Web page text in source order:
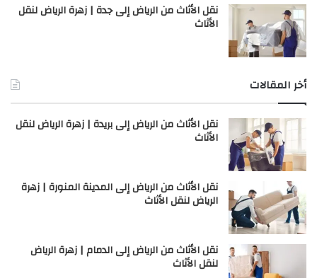
نقل الأثاث من الرياض إلى جدة | زهرة الرياض لنقل
الأثاث
أخر المقالات
نقل الأثاث من الرياض إلى بريدة | زهرة الرياض لنقل
الأثاث
نقل الأثاث من الرياض إلى المدينة المنورة | زهرة
الرياض لنقل الأثاث
نقل الأثاث من الرياض إلى الدمام | زهرة الرياض
لنقل الأثاث